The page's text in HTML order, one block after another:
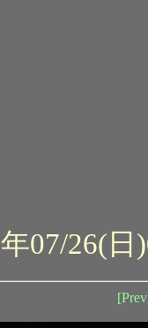
07/26(日